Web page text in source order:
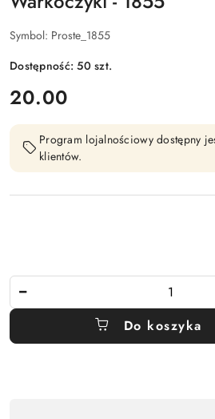
Symbol: Proste_1855
Dostępność:50szt.
cena:
20.00
Program lojalnościowy dostępny
klientów.
Do koszyka